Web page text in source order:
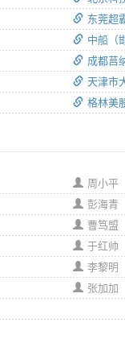
东莞超
中船（
成都莒
天津市
格林美
周小平
彭海青
曹笃盟
于红帅
李黎明
张加加